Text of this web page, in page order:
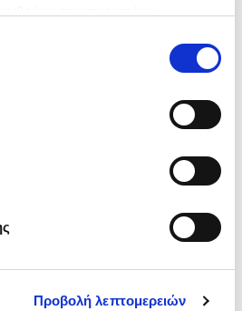
από τα παρακάτω με την
΄΄και να ενημερωθείτε σχετικά με
Προβολή λεπτομερειών